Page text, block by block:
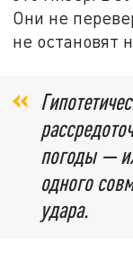
Они не
не остановят
погоды —
одного
удара.